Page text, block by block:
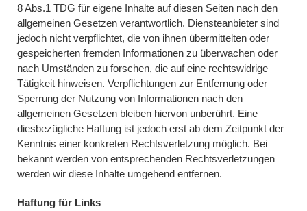
8 Abs.1 TDG für eigene Inhalte auf diesen Seiten nach den
allgemeinen Gesetzen verantwortlich. Diensteanbieter sind
jedoch nicht verpflichtet, die von ihnen übermittelten oder
gespeicherten fremden Informationen zu überwachen oder
nach Umständen zu forschen, die auf eine rechtswidrige
Tätigkeit hinweisen. Verpflichtungen zur Entfernung oder
Sperrung der Nutzung von Informationen nach den
allgemeinen Gesetzen bleiben hiervon unberührt. Eine
diesbezügliche Haftung ist jedoch erst ab dem Zeitpunkt der
Kenntnis einer konkreten Rechtsverletzung möglich. Bei
bekannt werden von entsprechenden Rechtsverletzungen
werden wir diese Inhalte umgehend entfernen.
Haftung für Links